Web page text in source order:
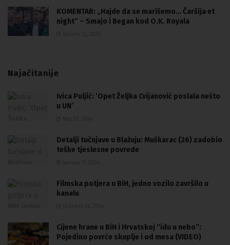
KOMENTAR: „Hajde da se marišemo… Čaršija et
night“ – Smajo i Began kod O.K. Royala
Najačitanije
Ivica Puljić: ‘Opet Željka Cvijanović poslala nešto
u UN’
Detalji tučnjave u Blažuju: Muškarac (26) zadobio
teške tjeslesne povrede
Filmska potjera u BiH, jedno vozilo završilo u
kanalu
Cijene hrane u BiH i Hrvatskoj “idu u nebo”:
Pojedino povrće skuplje i od mesa (VIDEO)